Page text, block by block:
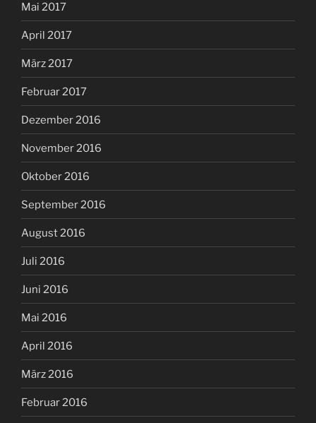
Mai 2017
April 2017
März 2017
Februar 2017
Dezember 2016
November 2016
Oktober 2016
September 2016
August 2016
Juli 2016
Juni 2016
Mai 2016
April 2016
März 2016
Februar 2016